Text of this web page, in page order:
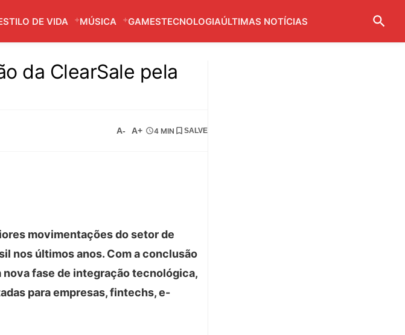
DE VIDA MÚSICA GAMESTECNOLOGIAÚLTIMAS NOTÍCIAS
da ClearSale pela
A- A+ 4 MIN SALVE
movimentações do setor de
nos últimos anos. Com a conclusão
nova fase de integração tecnológica,
para empresas, fintechs, e-